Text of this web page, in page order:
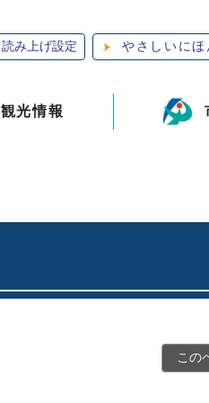
読み上げ設定 やさしいにほ
観光情報